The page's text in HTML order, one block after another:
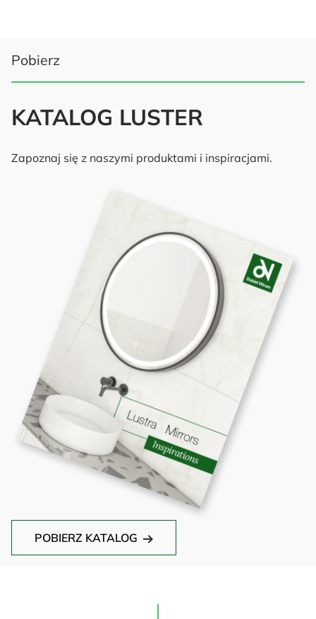
Pobierz
KATALOG LUSTER
Zapoznaj się z naszymi produktami i inspiracjami.
POBIERZ KATALOG